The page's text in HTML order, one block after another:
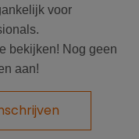
des
, de
van
en het voorkomen
voor
bekijken! Nog geen
aan!